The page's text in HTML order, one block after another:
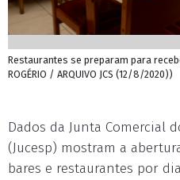
Restaurantes se preparam para
ROGÉRIO / ARQUIVO JCS (12/8/2020))
Dados da Junta Comercial
(Jucesp) mostram a
bares e restaurantes por